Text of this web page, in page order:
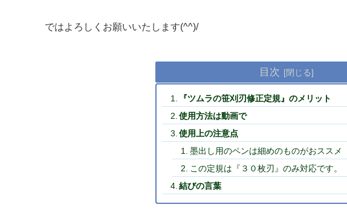
ではよろしくお願いいたします(^^)/
目次
『ツムラの笹刈刃修正定規』のメリット
使用方法は動画で
使用上の注意点
墨出し用のペンは細めのものがおススメ
この定規は『３０枚刃』のみ対応です。
結びの言葉